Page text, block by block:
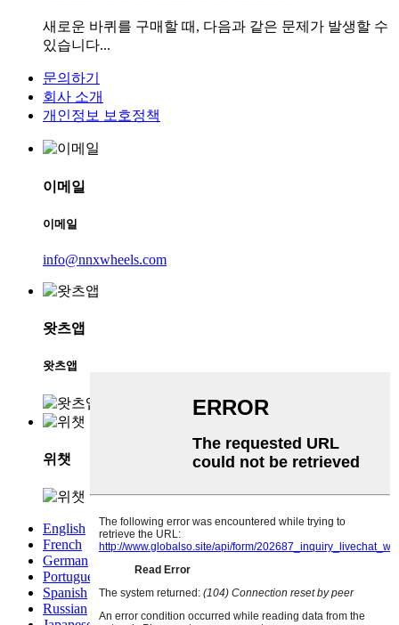
새로운 바퀴를 구매할 때, 다음과 같은 문제가 발생할 수
있습니다...
문의하기
회사 소개
개인정보 보호정책
이메일
이메일
info@nnxwheels.com
왓츠앱
왓츠앱
위챗
English
French
German
Portuguese
Spanish
Russian